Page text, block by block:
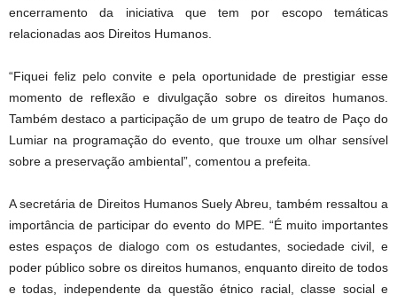
encerramento da iniciativa que tem por escopo temáticas
relacionadas aos Direitos Humanos.
“Fiquei feliz pelo convite e pela oportunidade de prestigiar esse
momento de reflexão e divulgação sobre os direitos humanos.
Também destaco a participação de um grupo de teatro de Paço do
Lumiar na programação do evento, que trouxe um olhar sensível
sobre a preservação ambiental”, comentou a prefeita.
A secretária de Direitos Humanos Suely Abreu, também ressaltou a
importância de participar do evento do MPE. “É muito importantes
estes espaços de dialogo com os estudantes, sociedade civil, e
poder público sobre os direitos humanos, enquanto direito de todos
e todas, independente da questão étnico racial, classe social e